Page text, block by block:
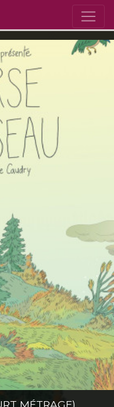
MÉTRAGE)